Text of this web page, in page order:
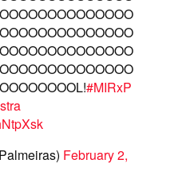
#MIRxP
February 2,